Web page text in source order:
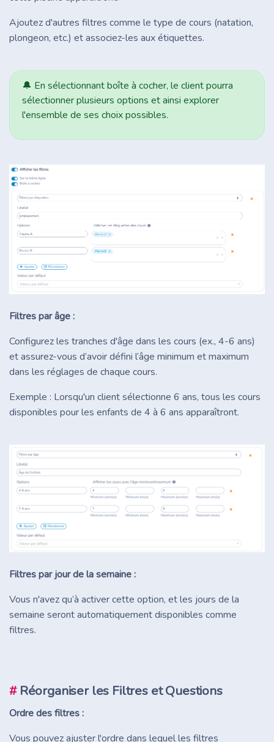
Ajoutez d'autres filtres comme le type de cours (natation,
plongeon, etc.) et associez-les aux étiquettes.
🔔 En sélectionnant boîte à cocher, le client pourra
sélectionner plusieurs options et ainsi explorer
l'ensemble de ses choix possibles.
Filtres par âge :
Configurez les tranches d'âge dans les cours (ex., 4-6 ans)
et assurez-vous d’avoir défini l’âge minimum et maximum
dans les réglages de chaque cours.
Exemple : Lorsqu'un client sélectionne 6 ans, tous les cours
disponibles pour les enfants de 4 à 6 ans apparaîtront.
Filtres par jour de la semaine :
Vous n'avez qu’à activer cette option, et les jours de la
semaine seront automatiquement disponibles comme
filtres.
# Réorganiser les Filtres et Questions
Ordre des filtres :
Vous pouvez ajuster l'ordre dans lequel les filtres